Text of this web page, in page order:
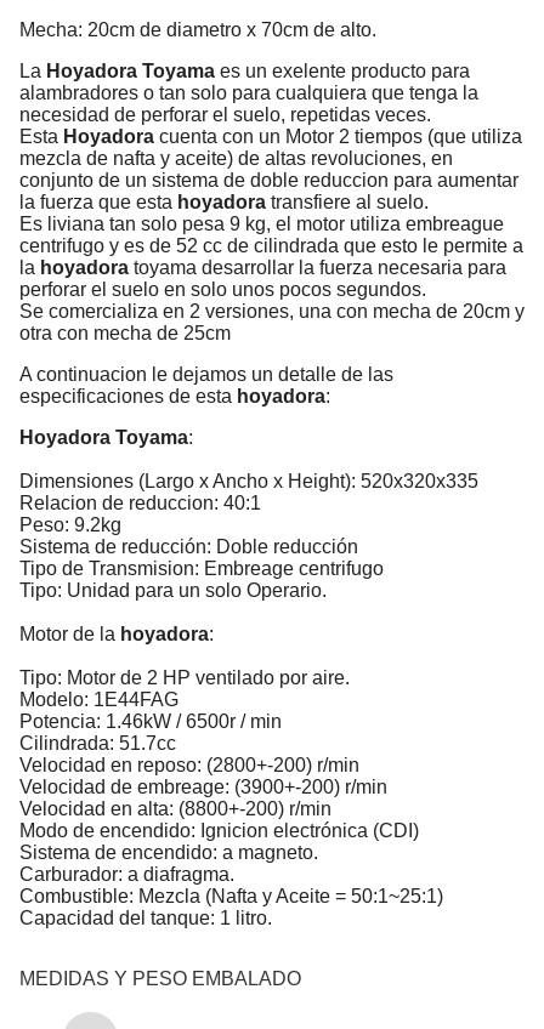
Mecha: 20cm de diametro x 70cm de alto.
La Hoyadora Toyama es un exelente producto para
alambradores o tan solo para cualquiera que tenga la
necesidad de perforar el suelo, repetidas veces.
Esta Hoyadora cuenta con un Motor 2 tiempos (que utiliza
mezcla de nafta y aceite) de altas revoluciones, en
conjunto de un sistema de doble reduccion para aumentar
la fuerza que esta hoyadora transfiere al suelo.
Es liviana tan solo pesa 9 kg, el motor utiliza embreague
centrifugo y es de 52 cc de cilindrada que esto le permite a
la hoyadora toyama desarrollar la fuerza necesaria para
perforar el suelo en solo unos pocos segundos.
Se comercializa en 2 versiones, una con mecha de 20cm y
otra con mecha de 25cm
A continuacion le dejamos un detalle de las
especificaciones de esta hoyadora:
Hoyadora Toyama:
Dimensiones (Largo x Ancho x Height): 520x320x335
Relacion de reduccion: 40:1
Peso: 9.2kg
Sistema de reducción: Doble reducción
Tipo de Transmision: Embreage centrifugo
Tipo: Unidad para un solo Operario.
Motor de la hoyadora:
Tipo: Motor de 2 HP ventilado por aire.
Modelo: 1E44FAG
Potencia: 1.46kW / 6500r / min
Cilindrada: 51.7cc
Velocidad en reposo: (2800+-200) r/min
Velocidad de embreage: (3900+-200) r/min
Velocidad en alta: (8800+-200) r/min
Modo de encendido: Ignicion electrónica (CDI)
Sistema de encendido: a magneto.
Carburador: a diafragma.
Combustible: Mezcla (Nafta y Aceite = 50:1~25:1)
Capacidad del tanque: 1 litro.
MEDIDAS Y PESO EMBALADO